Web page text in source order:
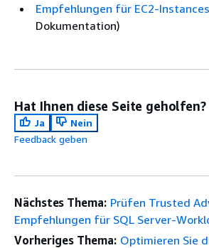
Empfehlungen für EC2-
Dokumentation)
Hat Ihnen diese Seite geholfen?
Ja
Nein
Feedback geben
Nächstes Thema: Prüfen Trusted
Empfehlungen für SQL Server-
Vorheriges Thema: Optimieren Sie